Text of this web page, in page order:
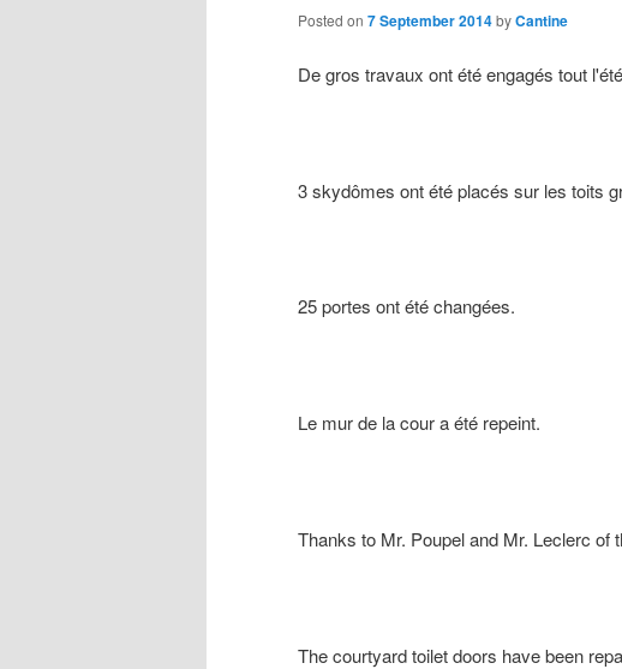
Posted on 7 September 2014byCantine
De gros travaux ont été engagés tout
3skydômes ont été placés sur les toits
25portes ont été changées.
Le mur de la cour a été repeint.
Thanks to Mr. Poupel and Mr. Leclerc of
The courtyard toilet doors have been